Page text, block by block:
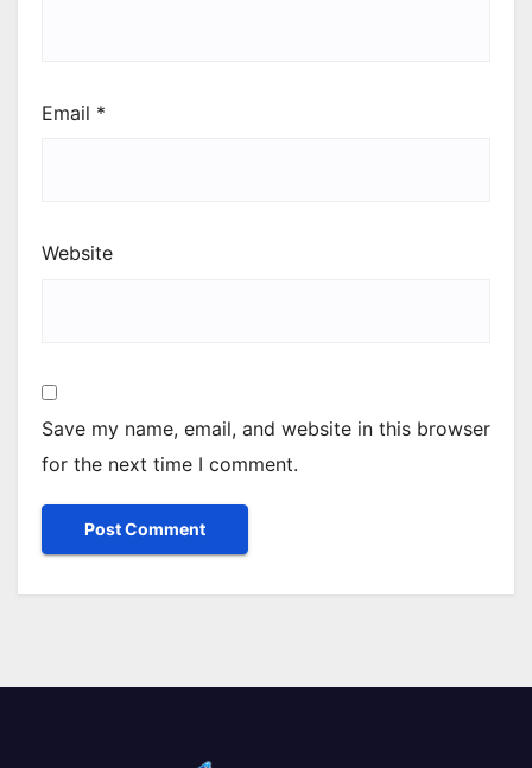
Email *
Website
Save my name, email, and website in this browser
for the next time I comment.